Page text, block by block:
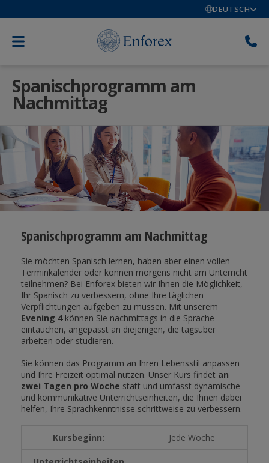
DEUTSCH
Spanischprogramm am
Nachmittag
Spanischprogramm am Nachmittag
Sie möchten Spanisch lernen, haben aber einen vollen
Terminkalender oder können morgens nicht am Unterricht
teilnehmen? Bei Enforex bieten wir Ihnen die Möglichkeit,
Ihr Spanisch zu verbessern, ohne Ihre täglichen
Verpflichtungen aufgeben zu müssen. Mit unserem
Evening 4können Sie nachmittags in die Sprache
eintauchen, angepasst an diejenigen, die tagsüber
arbeiten oder studieren.
Sie können das Programm an Ihren Lebensstil anpassen
und Ihre Freizeit optimal nutzen. Unser Kurs findet an
zwei Tagen pro Woche statt und umfasst dynamische
und kommunikative Unterrichtseinheiten, die Ihnen dabei
helfen, Ihre Sprachkenntnisse schrittweise zu verbessern.
Kursbeginn: Jede Woche